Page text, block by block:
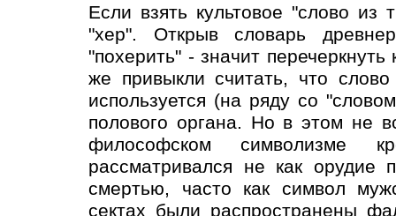
Если взять культовое "слово из
"хер". Открыв словарь
"похерить" - значит
же привыкли считать, что
используется (на ряду со
полового органа. Но в этом не
философском символизме
рассматривался не как
смертью, часто как символ
сектах были распространены